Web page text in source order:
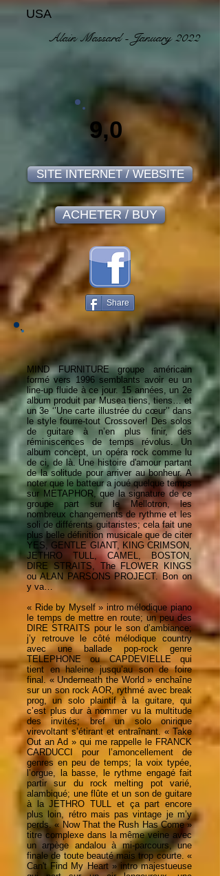
USA
Alain Massard - January 2022
9,0
SITE INTERNET / WEBSITE
ACHETER / BUY
Share
MIND FURNITURE groupe américain
formé vers 1996 semblants avoir eu un
line-up fluide à ce jour. 15 années, un 2e
album produit par Musea tiens, tiens… et
un 3e ‘’Une carte illustrée du cœur’’ dans
le style fourre-tout Crossover! Des solos
de guitare à n’en plus finir, des
réminiscences de temps révolus. Un
album concept, un opéra rock comme lu
de ci, de là. Une histoire d'amour partant
de la solitude pour arriver au bonheur. A
noter que le batteur a joué quelque temps
sur METAPHOR, que la signature de ce
groupe part sur le Mellotron, les
nombreux changements de rythme et les
soli de différents guitaristes; cela fait une
plus belle définition musicale que de citer
YES, GENTLE GIANT, KING CRIMSON,
JETHRO TULL, CAMEL, BOSTON,
DIRE STRAITS, The FLOWER KINGS
ou ALAN PARSONS PROJECT. Bon on
y va…
« Ride by Myself » intro mélodique piano
le temps de mettre en route; un peu des
DIRE STRAITS pour le son d’ambiance;
j’y retrouve le côté mélodique country
avec une ballade pop-rock genre
TELEPHONE ou CAPDEVIELLE qui
tient en haleine jusqu’au son de foire
final. « Underneath the World » enchaîne
sur un son rock AOR, rythmé avec break
prog, un solo plaintif à la guitare, qui
c’est plus dur à nommer vu la multitude
des invités; bref un solo onirique
virevoltant s’étirant et entraînant. « Take
Out an Ad » qui me rappelle le FRANCK
CARDUCCI pour l’amoncellement de
genres en peu de temps; la voix typée,
l’orgue, la basse, le rythme engagé fait
partir sur du rock melting pot varié,
alambiqué; une flûte et un son de guitare
à la JETHRO TULL et ça part encore
plus loin, rétro mais pas vintage je m’y
perds. « Now That the Rush Has Come »
titre complexe dans la même veine avec
un arpège andalou à mi-parcours, une
finale de toute beauté mais trop courte. «
Can't Find My Heart » intro majestueuse